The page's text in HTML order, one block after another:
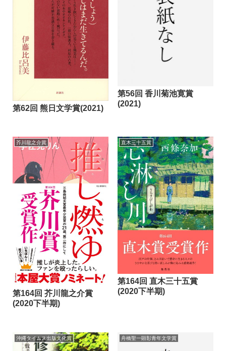
第62回 熊日文学賞(2021)
第56回 香川菊池寛賞
(2021)
芥川龍之介賞
第164回 芥川龍之介賞
(2020下半期)
直木三十五賞
第164回 直木三十五賞
(2020下半期)
沖縄タイムス出版文化賞 舟橋聖一顕彰青年文学賞